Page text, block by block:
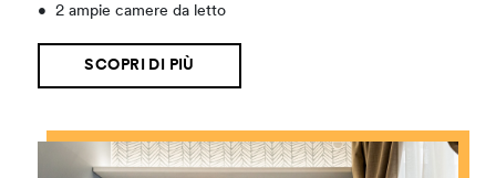
•
2 ampie camere da letto
SCOPRI DI PIÙ